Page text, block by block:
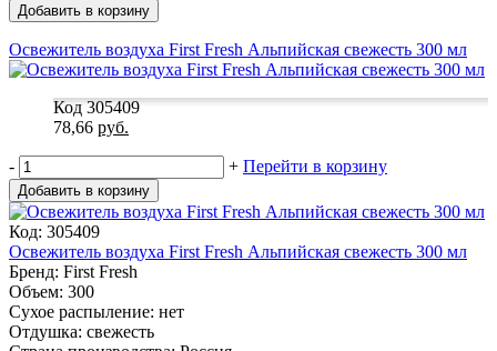
Добавить в корзину
Освежитель воздуха First Fresh Альпийская свежесть 300 мл
Код 305409
78,66 руб.
- + Перейти в корзину
Добавить в корзину
Код: 305409
Освежитель воздуха First Fresh Альпийская свежесть 300 мл
Бренд: First Fresh
Объем: 300
Сухое распыление: нет
Отдушка: свежесть